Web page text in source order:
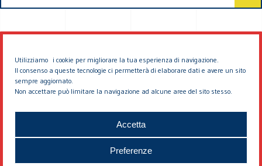
Utilizziamo i cookie per migliorare la tua esperienza di navigazione.
Il consenso a queste tecnologie ci permetterà di elaborare dati e avere un sito
sempre aggiornato.
Non accettare può limitare la navigazione ad alcune aree del sito stesso.
Accetta
Preferenze
© 2026 EDDYBURG